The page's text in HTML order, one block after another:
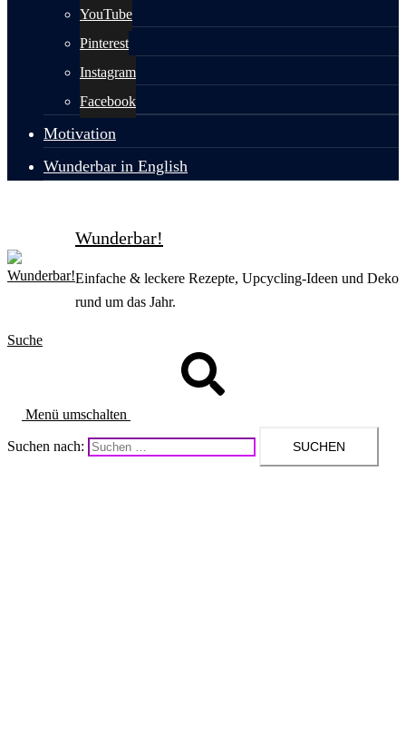
YouTube
Pinterest
Instagram
Facebook
Motivation
Wunderbar in English
Wunderbar!
Einfache & leckere Rezepte, Upcycling-Ideen und Deko
rund um das Jahr.
Suche
Menü umschalten
Suchen nach: